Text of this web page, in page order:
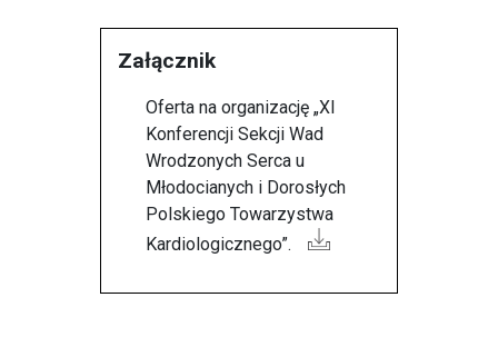
Załącznik
Oferta na organizację „XI
Konferencji Sekcji Wad
Wrodzonych Serca u
Młodocianych i Dorosłych
Polskiego Towarzystwa
Kardiologicznego”.